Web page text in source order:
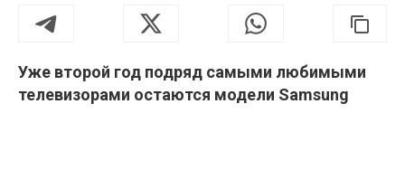
Уже второй год подряд самыми любимыми
телевизорами остаются модели Samsung